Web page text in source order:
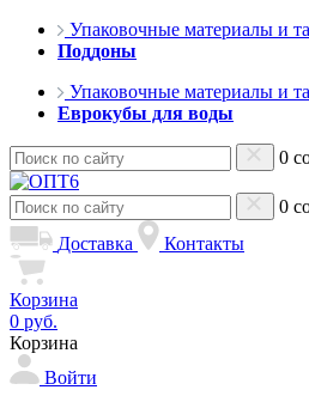
Упаковочные материалы и
Поддоны
Упаковочные материалы и
Еврокубы для воды
0
0
Доставка
Контакты
Корзина
0 руб.
Корзина
Войти